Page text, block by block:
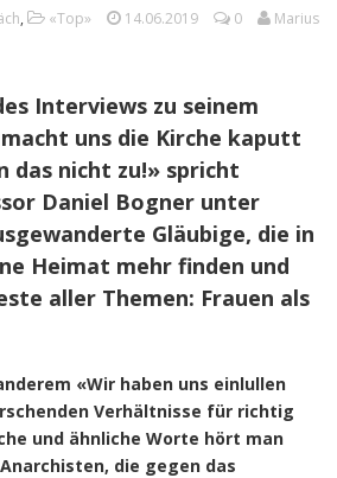
, «Top» 14.06.2019 0
Marius
Interviews zu seinem
uns die Kirche kaputt
das nicht zu!» spricht
Daniel Bogner unter
Gläubige, die in
Heimat mehr finden und
aller Themen: Frauen als
«Wir haben uns einlullen
Verhältnisse für richtig
und ähnliche Worte hört man
die gegen das